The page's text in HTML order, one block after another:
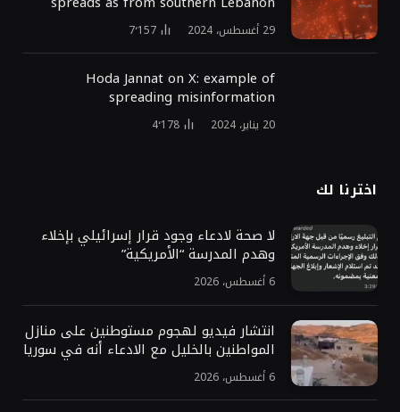
29 أغسطس، 2024 7٬157
Hoda Jannat on X: example of
spreading misinformation
20 يناير، 2024 4٬178
اخترنا لك
لا صحة لادعاء وجود قرار إسرائيلي بإخلاء
وهدم المدرسة “الأمريكية”
6 أغسطس، 2026
انتشار فيديو لهجوم مستوطنين على منازل
المواطنين بالخليل مع الادعاء أنه في سوريا
6 أغسطس، 2026